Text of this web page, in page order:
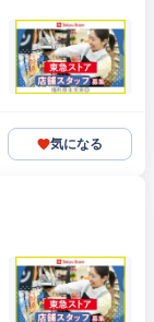
気になる